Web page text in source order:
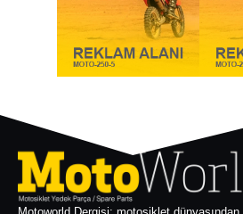
Motoworld Dergisi; motosiklet